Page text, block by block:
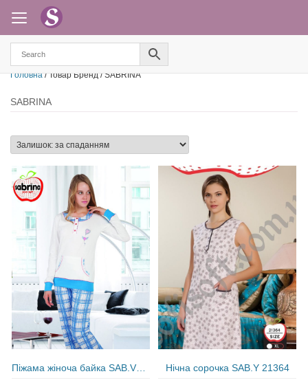
Головна/ Товар Бренд / SABRINA
SABRINA
Нічна сорочка SAB.Y 21364